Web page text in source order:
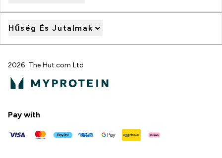
Hűség És Jutalmak
2026 The Hut.com Ltd
Pay with